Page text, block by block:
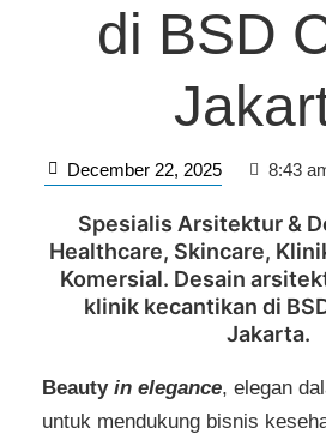
di BSD
December 22, 2025 8:43
Spesialis Arsitektur &
Healthcare, Skincare,
Komersial. Desain
klinik kecantikan di
Jakarta.
Beautyin elegance, elegan
untuk mendukung bisnis